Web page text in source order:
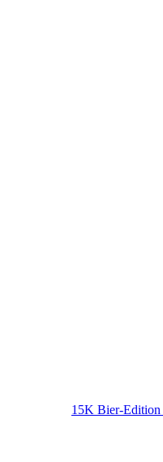
15K Bier-Edition